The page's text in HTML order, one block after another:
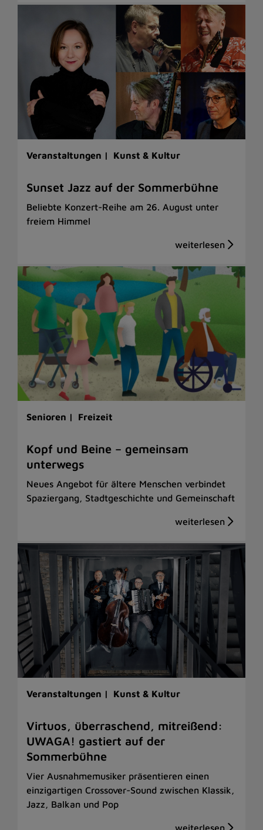
Veranstaltungen | Kunst & Kultur
Sunset Jazz auf der Sommerbühne
Beliebte Konzert-Reihe am 26. August unter
freiem Himmel
Senioren | Freizeit
Kopf und Beine – gemeinsam
unterwegs
Neues Angebot für ältere Menschen verbindet
Spaziergang, Stadtgeschichte und Gemeinschaft
Veranstaltungen | Kunst & Kultur
Virtuos, überraschend, mitreißend:
UWAGA! gastiert auf der
Sommerbühne
Vier Ausnahmemusiker präsentieren einen
einzigartigen Crossover-Sound zwischen Klassik,
Jazz, Balkan und Pop